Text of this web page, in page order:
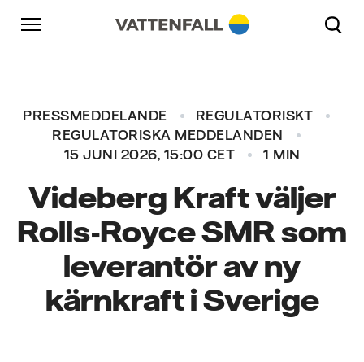
Skip to content
Gå till huvudnavigeringen
Gå till sidfoten
PRESSMEDDELANDE
REGULATORISKT
REGULATORISKA MEDDELANDEN
15 JUNI 2026, 15:00 CET
1 MIN
Videberg Kraft väljer
Rolls-Royce SMR som
leverantör av ny
kärnkraft i Sverige
Gå till huvudnavigeringen